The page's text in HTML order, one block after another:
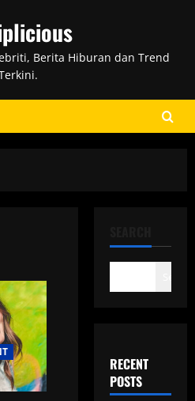
Berita Hiburan dan Trend
RECENT
POSTS